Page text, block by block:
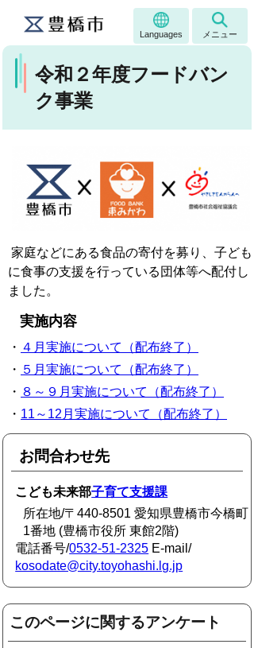
Languages メニュー
令和２年度フードバン
ク事業
家庭などにある食品の寄付を募り、子ども
に食事の支援を行っている団体等へ配付し
ました。
実施内容
・ ４月実施について（配布終了）
・ ５月実施について（配布終了）
・ ８～９月実施について（配布終了）
・ 11～12月実施について（配布終了）
お問合わせ先
こども未来部子育て支援課
所在地/〒440-8501 愛知県豊橋市今橋町
1番地 (豊橋市役所 東館2階)
電話番号/0532-51-2325 E-mail/
kosodate@city.toyohashi.lg.jp
このページに関するアンケート